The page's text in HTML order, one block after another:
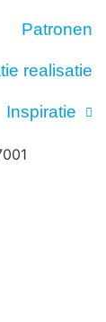
Patronen
realisatie
Inspiratie